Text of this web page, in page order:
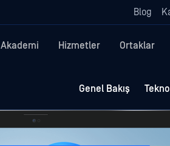
Blog
Akademi Hizmetler Ortaklar
Genel Bakış